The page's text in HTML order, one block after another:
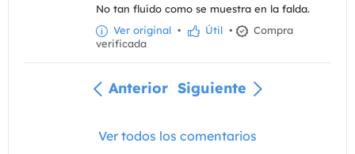
No tan fluido como se muestra en la falda.
Ver original • Útil •
Compra
verificada
Anterior Siguiente
Ver todos los comentarios